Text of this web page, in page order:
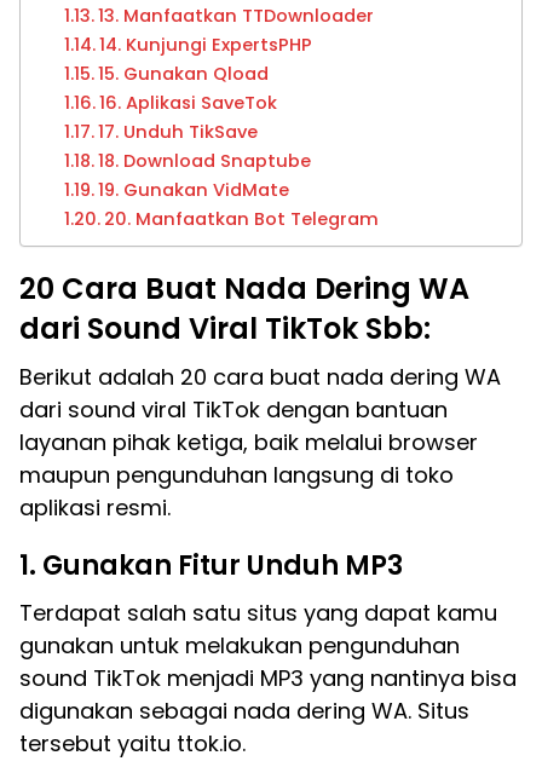
13. Manfaatkan TTDownloader
14. Kunjungi ExpertsPHP
15. Gunakan Qload
16. Aplikasi SaveTok
17. Unduh TikSave
18. Download Snaptube
19. Gunakan VidMate
20. Manfaatkan Bot Telegram
20 Cara Buat Nada Dering WA
dari Sound Viral TikTok Sbb:
Berikut adalah 20 cara buat nada dering WA
dari sound viral TikTok dengan bantuan
layanan pihak ketiga, baik melalui browser
maupun pengunduhan langsung di toko
aplikasi resmi.
1. Gunakan Fitur Unduh MP3
Terdapat salah satu situs yang dapat kamu
gunakan untuk melakukan pengunduhan
sound TikTok menjadi MP3 yang nantinya bisa
digunakan sebagai nada dering WA. Situs
tersebut yaitu ttok.io.